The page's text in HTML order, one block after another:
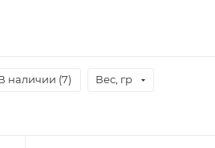
наличии (7) Вес, гр